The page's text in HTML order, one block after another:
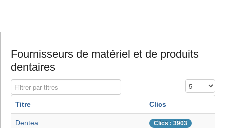
Fournisseurs de matériel et de produits
dentaires
Filtrer par titres Affichage #
Titre Clics
Dentea Clics : 3903